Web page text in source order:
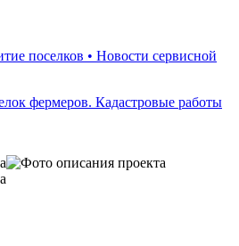
поселков • Новости сервисной
фермеров. Кадастровые работы